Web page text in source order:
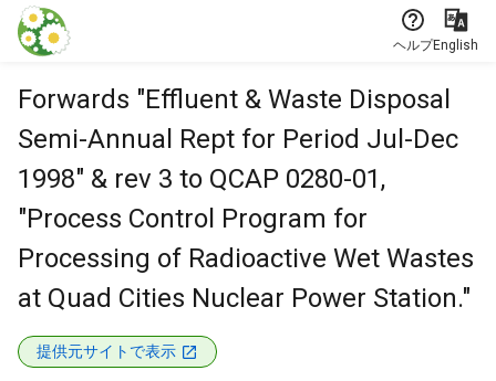
本文に飛ぶ
ヘルプEnglish
Forwards "Effluent & Waste Disposal
Semi-Annual Rept for Period Jul-Dec
1998" & rev 3 to QCAP 0280-01,
"Process Control Program for
Processing of Radioactive Wet Wastes
at Quad Cities Nuclear Power Station."
提供元サイトで表示